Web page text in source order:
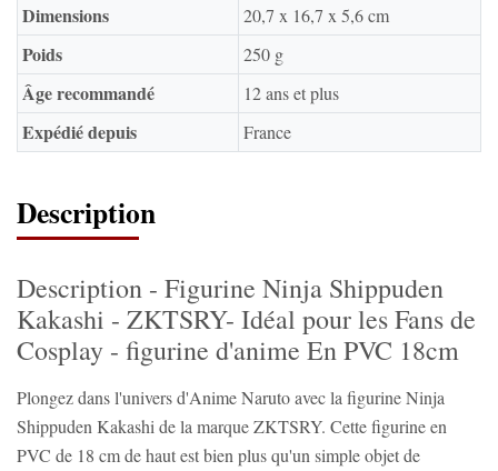
Dimensions ‎20,7 x 16,7 x 5,6 cm
Poids 250 g
Âge recommandé 12 ans et plus
Expédié depuis France
Description
Description - Figurine Ninja Shippuden
Kakashi - ZKTSRY- Idéal pour les Fans de
Cosplay - figurine d'anime En PVC 18cm
Plongez dans l'univers d'Anime Naruto avec la figurine Ninja
Shippuden Kakashi de la marque ZKTSRY. Cette figurine en
PVC de 18 cm de haut est bien plus qu'un simple objet de